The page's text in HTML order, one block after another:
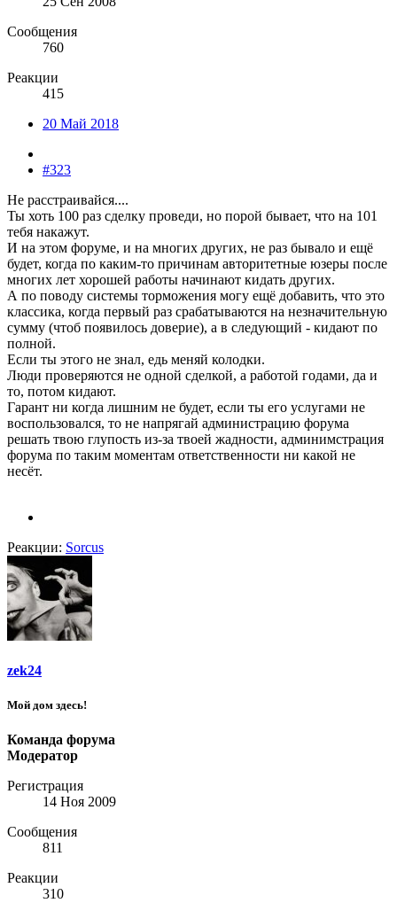
Сообщения
760
Реакции
415
20 Май 2018
#323
Не расстраивайся....
Ты хоть 100 раз сделку проведи, но порой бывает, что на 101
тебя накажут.
И на этом форуме, и на многих других, не раз бывало и ещё
будет, когда по каким-то причинам авторитетные юзеры после
многих лет хорошей работы начинают кидать других.
А по поводу системы торможения могу ещё добавить, что это
классика, когда первый раз срабатываются на незначительную
сумму (чтоб появилось доверие), а в следующий - кидают по
полной.
Если ты этого не знал, едь меняй колодки.
Люди проверяются не одной сделкой, а работой годами, да и
то, потом кидают.
Гарант ни когда лишним не будет, если ты его услугами не
воспользовался, то не напрягай администрацию форума
решать твою глупость из-за твоей жадности, админимстрация
форума по таким моментам ответственности ни какой не
несёт.
Реакции: Sorcus
zek24
Мой дом здесь!
Команда форума
Модератор
Регистрация
14 Ноя 2009
Сообщения
811
Реакции
310